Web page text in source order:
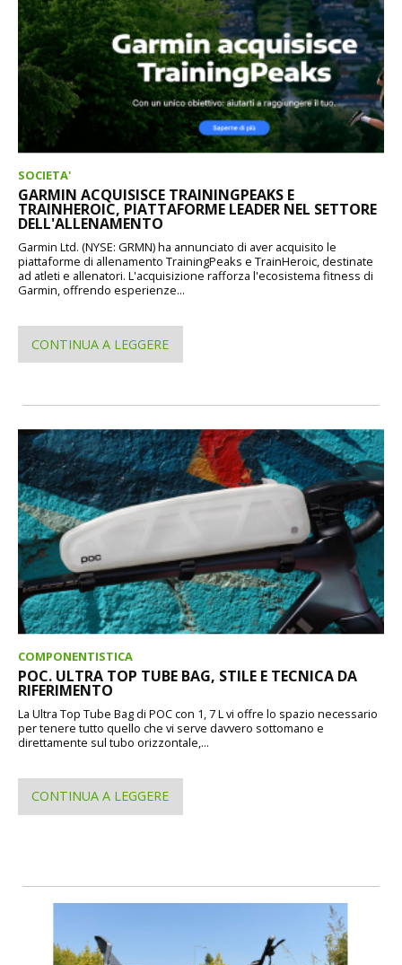
SOCIETA'
GARMIN ACQUISISCE TRAININGPEAKS E
TRAINHEROIC, PIATTAFORME LEADER NEL SETTORE
DELL'ALLENAMENTO
Garmin Ltd. (NYSE: GRMN) ha annunciato di aver acquisito le
piattaforme di allenamento TrainingPeaks e TrainHeroic, destinate
ad atleti e allenatori. L'acquisizione rafforza l'ecosistema fitness di
Garmin, offrendo esperienze...
CONTINUA A LEGGERE
COMPONENTISTICA
POC. ULTRA TOP TUBE BAG, STILE E TECNICA DA
RIFERIMENTO
La Ultra Top Tube Bag di POC con 1, 7 L vi offre lo spazio necessario
per tenere tutto quello che vi serve davvero sottomano e
direttamente sul tubo orizzontale,...
CONTINUA A LEGGERE